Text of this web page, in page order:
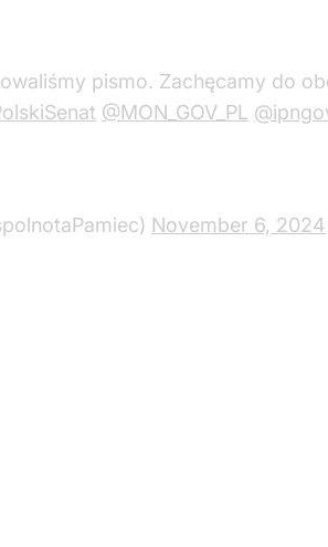
pismo. Zachęcamy do
@MON_GOV_PL
November 6, 2024